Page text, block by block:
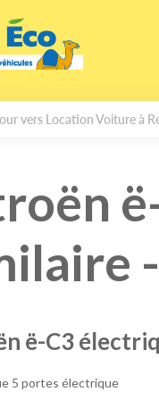
vers Location Voiture à
ë-C3
5 portes électrique